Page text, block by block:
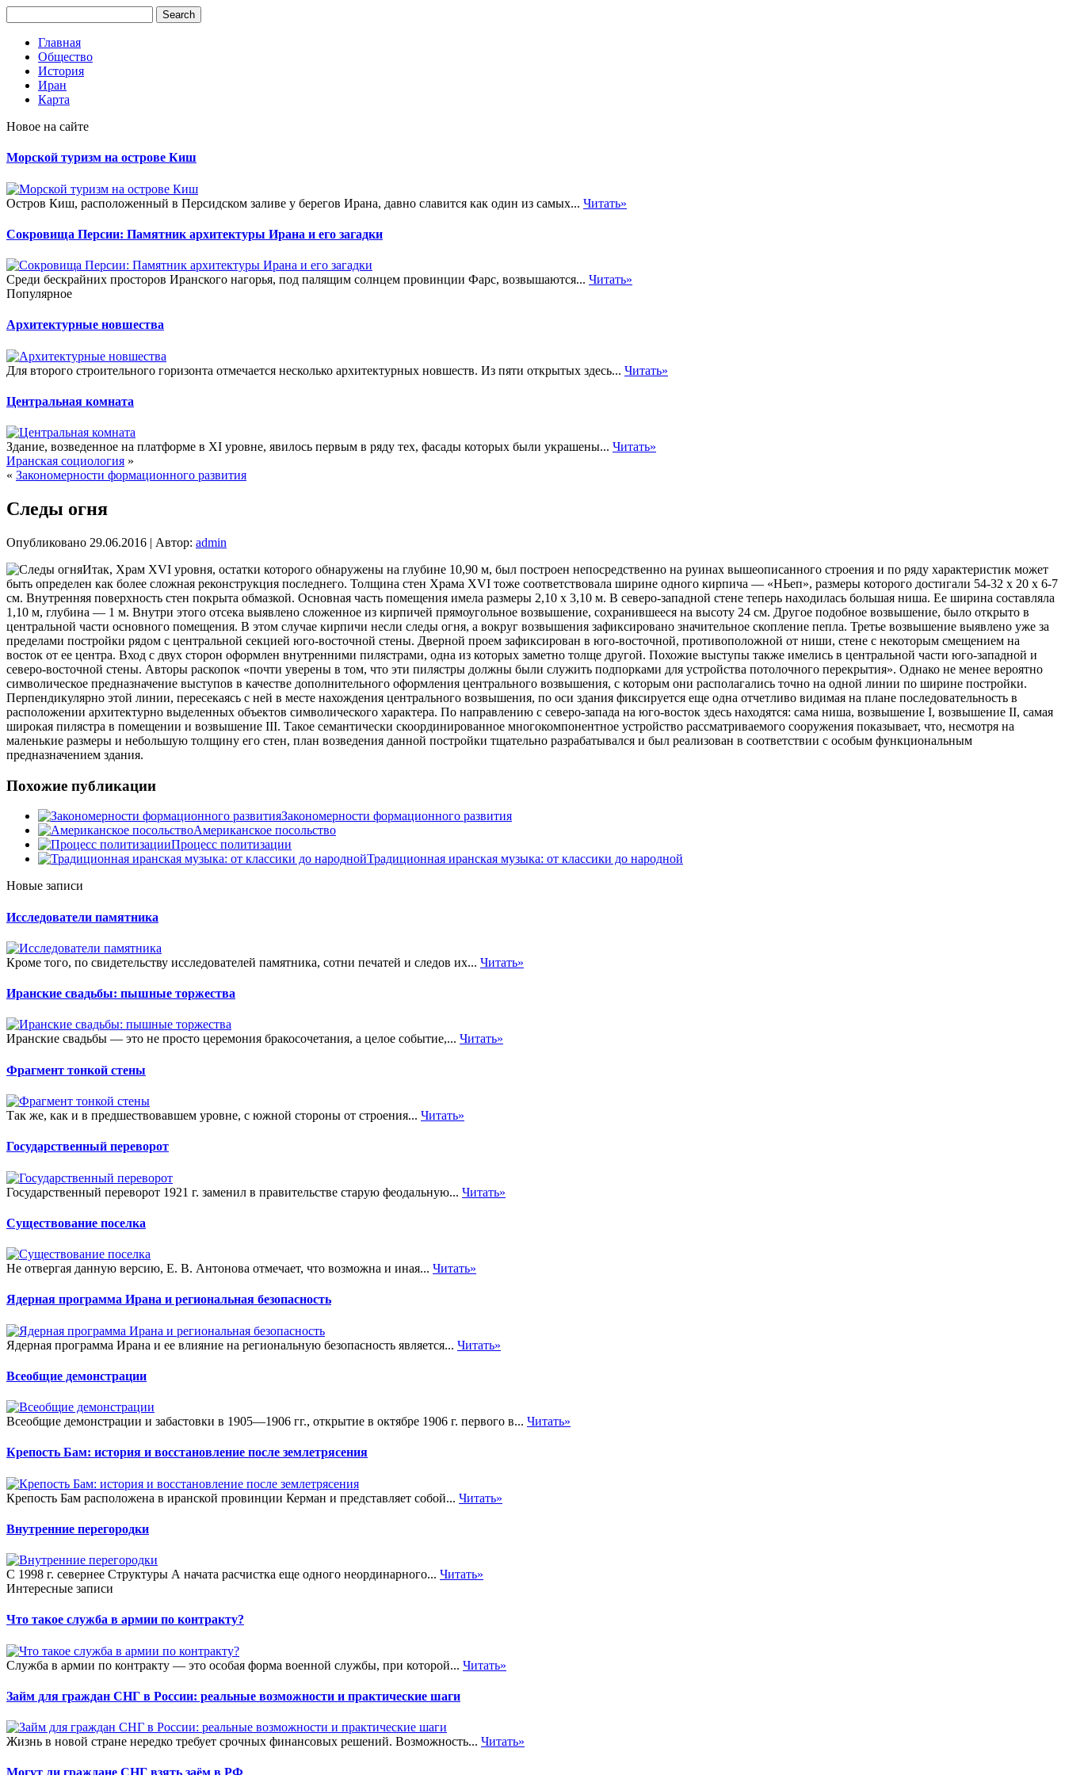
Главная
Общество
История
Иран
Карта
Новое на сайте
Морской туризм на острове Киш
Остров Киш, расположенный в Персидском заливе у берегов Ирана, давно славится как один из самых... Читать»
Сокровища Персии: Памятник архитектуры Ирана и его загадки
Среди бескрайних просторов Иранского нагорья, под палящим солнцем провинции Фарс, возвышаются... Читать»
Популярное
Архитектурные новшества
Для второго строительного горизонта отмечается несколько архитектурных новшеств. Из пяти открытых здесь... Читать»
Центральная комната
Здание, возведенное на платформе в XI уровне, явилось первым в ряду тех, фасады которых были украшены... Читать»
Иранская социология »
« Закономерности формационного развития
Следы огня
Опубликовано 29.06.2016 | Автор: admin
Итак, Храм XVI уровня, остатки которого обнаружены на глубине 10,90 м, был построен непосредственно на руинах вышеописанного строения и по ряду характеристик может
быть определен как более сложная реконструкция последнего. Толщина стен Храма XVI тоже соответствовала ширине одного кирпича — «НЬеп», размеры которого достигали 54-32 х 20 х 6-7
см. Внутренняя поверхность стен покрыта обмазкой. Основная часть помещения имела размеры 2,10 х 3,10 м. В северо-западной стене теперь находилась большая ниша. Ее ширина составляла
1,10 м, глубина — 1 м. Внутри этого отсека выявлено сложенное из кирпичей прямоугольное возвышение, сохранившееся на высоту 24 см. Другое подобное возвышение, было открыто в
центральной части основного помещения. В этом случае кирпичи несли следы огня, а вокруг возвышения зафиксировано значительное скопление пепла. Третье возвышение выявлено уже за
пределами постройки рядом с центральной секцией юго-восточной стены. Дверной проем зафиксирован в юго-восточной, противоположной от ниши, стене с некоторым смещением на
восток от ее центра. Вход с двух сторон оформлен внутренними пилястрами, одна из которых заметно толще другой. Похожие выступы также имелись в центральной части юго-западной и
северо-восточной стены. Авторы раскопок «почти уверены в том, что эти пилястры должны были служить подпорками для устройства потолочного перекрытия». Однако не менее вероятно
символическое предназначение выступов в качестве дополнительного оформления центрального возвышения, с которым они располагались точно на одной линии по ширине постройки.
Перпендикулярно этой линии, пересекаясь с ней в месте нахождения центрального возвышения, по оси здания фиксируется еще одна отчетливо видимая на плане последовательность в
расположении архитектурно выделенных объектов символического характера. По направлению с северо-запада на юго-восток здесь находятся: сама ниша, возвышение I, возвышение II, самая
широкая пилястра в помещении и возвышение III. Такое семантически скоординированное многокомпонентное устройство рассматриваемого сооружения показывает, что, несмотря на
маленькие размеры и небольшую толщину его стен, план возведения данной постройки тщательно разрабатывался и был реализован в соответствии с особым функциональным
предназначением здания.
Похожие публикации
Закономерности формационного развития
Американское посольство
Процесс политизации
Традиционная иранская музыка: от классики до народной
Новые записи
Исследователи памятника
Кроме того, по свидетельству исследователей памятника, сотни печатей и следов их... Читать»
Иранские свадьбы: пышные торжества
Иранские свадьбы — это не просто церемония бракосочетания, а целое событие,... Читать»
Фрагмент тонкой стены
Так же, как и в предшествовавшем уровне, с южной стороны от строения... Читать»
Государственный переворот
Государственный переворот 1921 г. заменил в правительстве старую феодальную... Читать»
Существование поселка
Не отвергая данную версию, Е. В. Антонова отмечает, что возможна и иная... Читать»
Ядерная программа Ирана и региональная безопасность
Ядерная программа Ирана и ее влияние на региональную безопасность является... Читать»
Всеобщие демонстрации
Всеобщие демонстрации и забастовки в 1905—1906 гг., открытие в октябре 1906 г. первого в... Читать»
Крепость Бам: история и восстановление после землетрясения
Крепость Бам расположена в иранской провинции Керман и представляет собой... Читать»
Внутренние перегородки
С 1998 г. севернее Структуры А начата расчистка еще одного неординарного... Читать»
Интересные записи
Что такое служба в армии по контракту?
Служба в армии по контракту — это особая форма военной службы, при которой... Читать»
Займ для граждан СНГ в России: реальные возможности и практические шаги
Жизнь в новой стране нередко требует срочных финансовых решений. Возможность... Читать»